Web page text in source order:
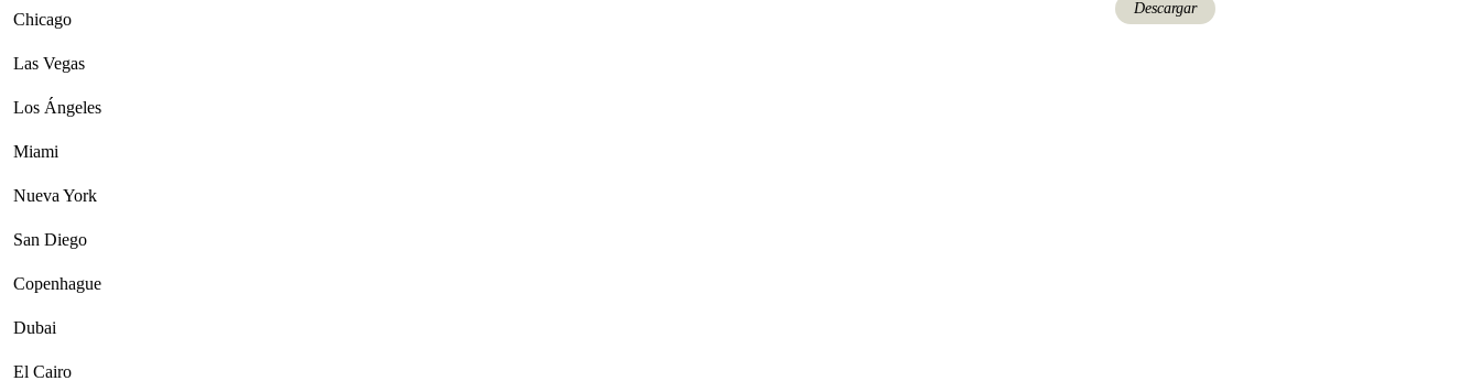
Chicago
Las Vegas
Los Ángeles
Miami
Nueva York
San Diego
Copenhague
Dubai
El Cairo
Descargar